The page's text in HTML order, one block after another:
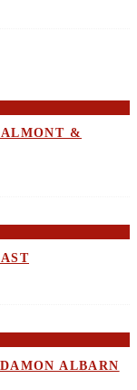
&
ALBARN